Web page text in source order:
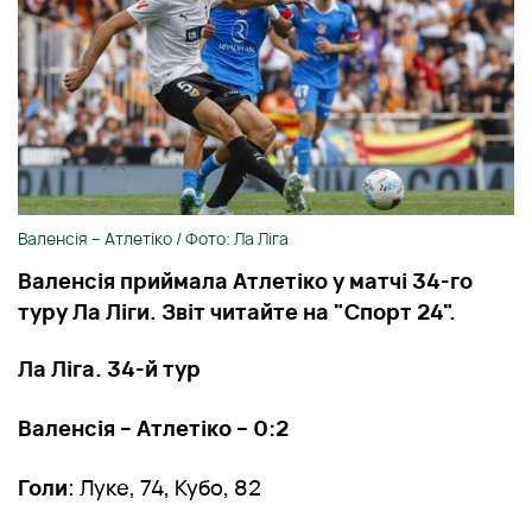
Валенсія – Атлетіко / Фото: Ла Ліга
Валенсія приймала Атлетіко у матчі 34-го
туру Ла Ліги. Звіт читайте на "Спорт 24".
Ла Ліга. 34-й тур
Валенсія – Атлетіко – 0:2
Голи: Луке, 74, Кубо, 82